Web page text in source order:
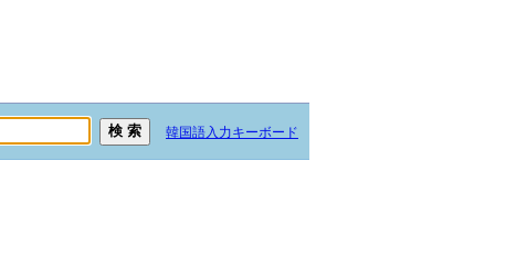
韓国語入力キーボード